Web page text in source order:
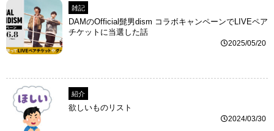
雑記
DAMのOfficial髭男dism コラボキャンペーンでLIVEペア
チケットに当選した話
2025/05/20
紹介
欲しいものリスト
2024/03/30